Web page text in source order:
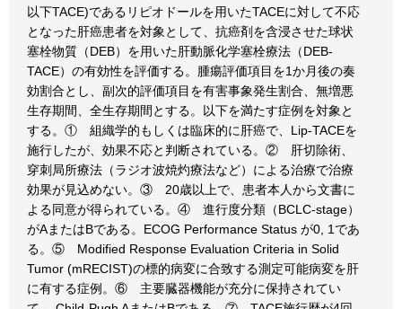
以下TACE)であるリピオドールを用いたTACEに対して不応
となった肝癌患者を対象として、抗癌剤を含浸させた球状
塞栓物質（DEB）を用いた肝動脈化学塞栓療法（DEB-
TACE）の有効性を評価する。腫瘍評価項目を1か月後の奏
効割合とし、副次的評価項目を有害事象発生割合、無増悪
生存期間、全生存期間とする。以下を満たす症例を対象と
する。① 組織学的もしくは臨床的に肝癌で、Lip-TACEを
施行したが、効果不応と判断されている。② 肝切除術、
穿刺局所療法（ラジオ波焼灼療法など）による治療で治療
効果が見込めない。③ 20歳以上で、患者本人から文書に
よる同意が得られている。④ 進行度分類（BCLC-stage）
がAまたはBである。ECOG Performance Status が0, 1であ
る。⑤ Modified Response Evaluation Criteria in Solid
Tumor (mRECIST)の標的病変に合致する測定可能病変を肝
に有する症例。⑥ 主要臓器機能が充分に保持されてい